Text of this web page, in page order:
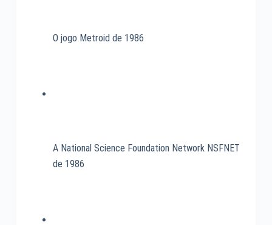
O jogo Metroid de 1986
A National Science Foundation Network NSFNET
de 1986